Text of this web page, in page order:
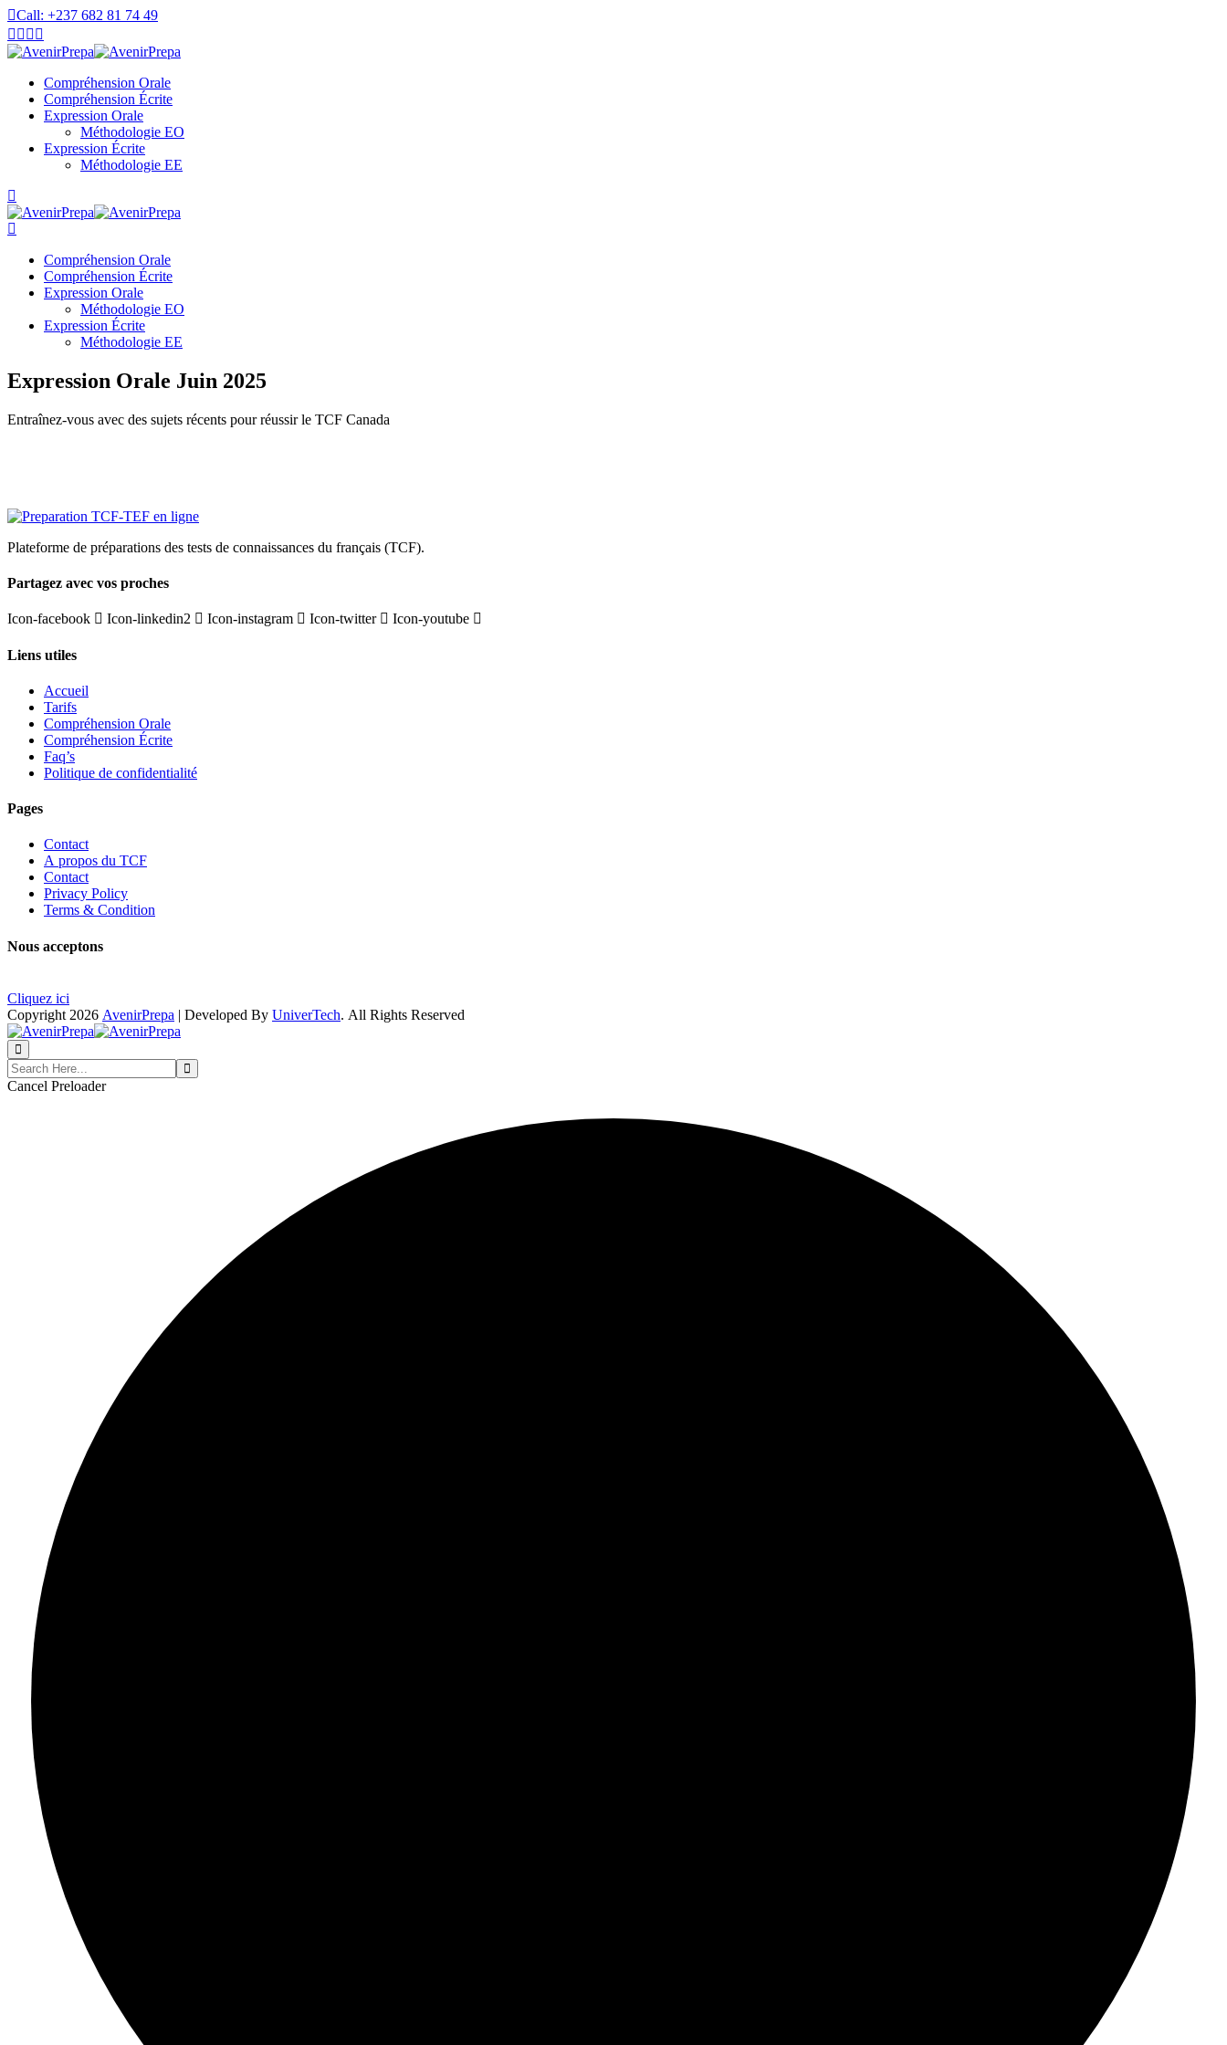
Skip
to
content
Call: +237 682 81 74 49
Compréhension Orale
Compréhension Écrite
Expression Orale
Méthodologie EO
Expression Écrite
Méthodologie EE
Compréhension Orale
Compréhension Écrite
Expression Orale
Méthodologie EO
Expression Écrite
Méthodologie EE
Expression Orale Juin 2025
Entraînez-vous avec des sujets récents pour réussir le TCF Canada
Plateforme de préparations des tests de connaissances du français (TCF).
Partagez avec vos proches
Icon-facebook Icon-linkedin2 Icon-instagram Icon-twitter Icon-youtube
Liens utiles
Accueil
Tarifs
Compréhension Orale
Compréhension Écrite
Faq’s
Politique de confidentialité
Pages
Contact
A propos du TCF
Contact
Privacy Policy
Terms & Condition
Nous acceptons
Cliquez ici
Copyright 2026 AvenirPrepa | Developed By UniverTech. All Rights Reserved
Cancel Preloader